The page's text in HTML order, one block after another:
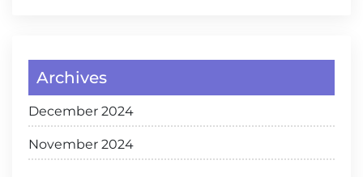
Archives
December 2024
November 2024